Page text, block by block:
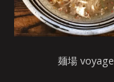
麺場 voyage